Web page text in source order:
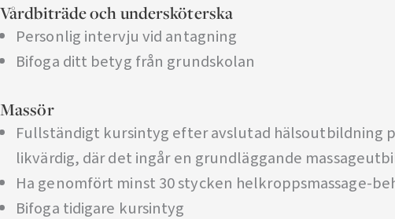
Vårdbiträde och undersköterska
Personlig intervju vid antagning
Bifoga ditt betyg från grundskolan
Massör
Fullständigt kursintyg efter avslutad hälsoutbildning
likvärdig, där det ingår en grundläggande
Ha genomfört minst 30 stycken helkroppsmassage-
Bifoga tidigare kursintyg